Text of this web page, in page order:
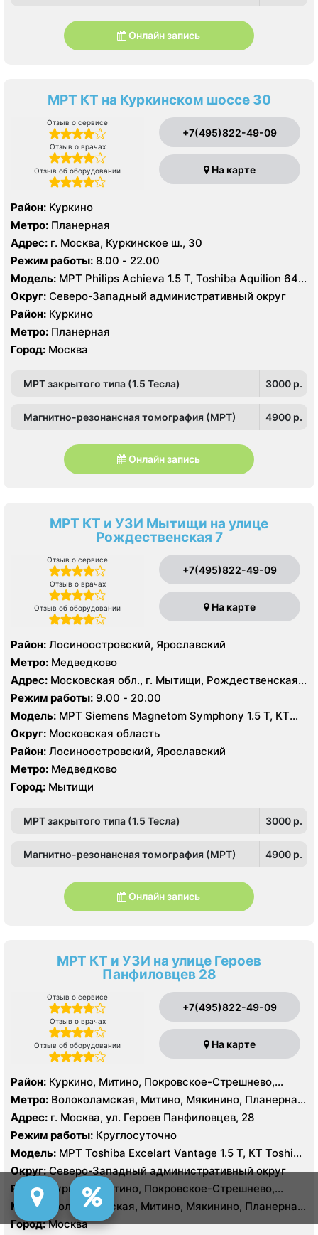
Онлайн запись
МРТ КТ на Куркинском шоссе 30
Отзыв о сервисе
Отзыв о врачах
Отзыв об оборудовании
+7(495)822-49-09
На карте
Район: Куркино
Метро: Планерная
Адрес: г. Москва, Куркинское ш., 30
Режим работы: 8.00 - 22.00
Модель: МРТ Philips Achieva 1.5 T, Toshiba Aquilion 64
срезов
Округ: Северо-Западный административный округ
Район: Куркино
Метро: Планерная
Город: Москва
МРТ закрытого типа (1.5 Тесла) 3000 p.
Магнитно-резонансная томография (МРТ) 4900 p.
Онлайн запись
МРТ КТ и УЗИ Мытищи на улице
Рождественская 7
Отзыв о сервисе
Отзыв о врачах
Отзыв об оборудовании
+7(495)822-49-09
На карте
Район: Лосиноостровский, Ярославский
Метро: Медведково
Адрес: Московская обл., г. Мытищи, Рождественская
ул., 7
Режим работы: 9.00 - 20.00
Модель: МРТ Siemens Magnetom Symphony 1.5 Т, КТ
Siemens SOMATOM Emotion 16 срезов, УЗИ Philips
Ultrasound HD9
Округ: Московская область
Район: Лосиноостровский, Ярославский
Метро: Медведково
Город: Мытищи
МРТ закрытого типа (1.5 Тесла) 3000 p.
Магнитно-резонансная томография (МРТ) 4900 p.
Онлайн запись
МРТ КТ и УЗИ на улице Героев
Панфиловцев 28
Отзыв о сервисе
Отзыв о врачах
Отзыв об оборудовании
+7(495)822-49-09
На карте
Район: Куркино, Митино, Покровское-Стрешнево,
Северное Тушино, Строгино, Южное Тушино
Метро: Волоколамская, Митино, Мякинино, Планерная,
Пятницкое шоссе, Спартак, Строгино, Сходненская,
Тушинская, Щукинская
Адрес: г. Москва, ул. Героев Панфиловцев, 28
Режим работы: Круглосуточно
Модель: МРТ Toshiba Excelart Vantage 1.5 Т, КТ Toshiba
AQUILION RXL 16 срезов
Округ:Северо-Западный административный округ
Район:
Куркино, Митино, Покровское-Стрешнево,
Северное Тушино, Строгино, Южное Тушино
Метро:
Волоколамская, Митино, Мякинино, Планерная,
Пятницкое шоссе, Спартак, Строгино, Сходненская,
Город:Москва